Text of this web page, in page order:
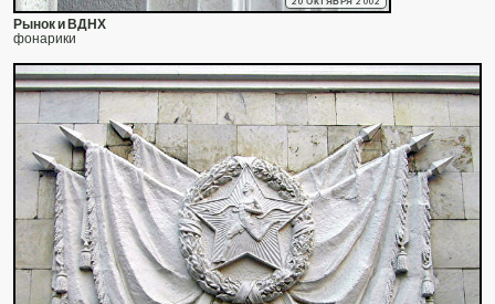
Рынок и ВДНХ
фонарики